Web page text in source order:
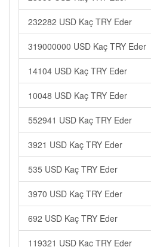
232282 USD Kaç TRY Eder
319000000 USD Kaç TRY Eder
14104 USD Kaç TRY Eder
10048 USD Kaç TRY Eder
552941 USD Kaç TRY Eder
3921 USD Kaç TRY Eder
535 USD Kaç TRY Eder
3970 USD Kaç TRY Eder
692 USD Kaç TRY Eder
119321 USD Kaç TRY Eder